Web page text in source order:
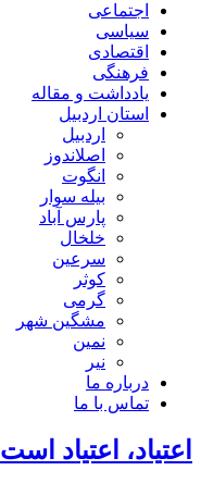
اجتماعی
سیاسی
اقتصادی
فرهنگی
یادداشت و مقاله
استان اردبیل
اردبیل
اصلاندوز
انگوت
بیله سوار
پارس آباد
خلخال
سرعین
کوثر
گرمی
مشگین شهر
نمین
نیر
درباره ما
تماس با ما
اعتیاد، اعتیاد است